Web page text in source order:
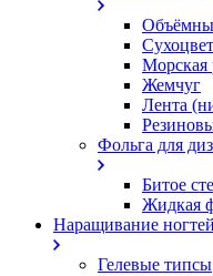
Морская
Жемчуг
Лента
Фольга для
Битое
Жидкая
Наращивание ногтей
Гелевые типсы